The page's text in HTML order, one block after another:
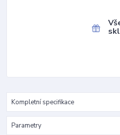
Kompletní specifikace
Parametry